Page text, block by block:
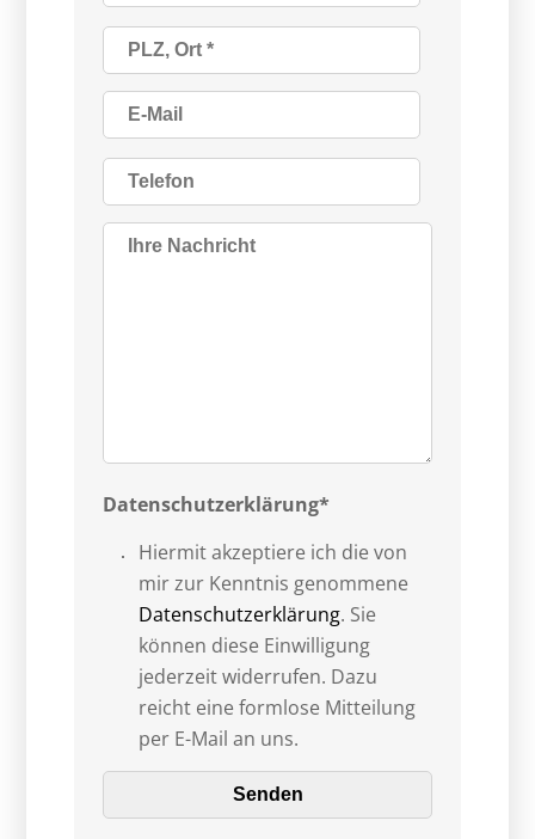
Datenschutzerklärung*
Hiermit akzeptiere ich die von
mir zur Kenntnis genommene
Datenschutzerklärung. Sie
können diese Einwilligung
jederzeit widerrufen. Dazu
reicht eine formlose Mitteilung
per E-Mail an uns.